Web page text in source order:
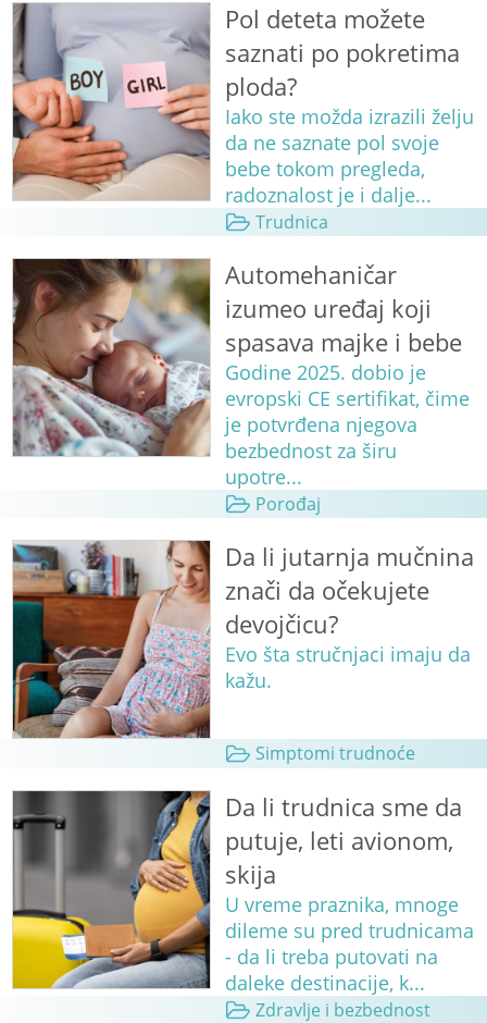
Pol deteta možete
saznati po pokretima
ploda?
Iako ste možda izrazili želju
da ne saznate pol svoje
bebe tokom pregleda,
radoznalost je i dalje...
Trudnica
Automehaničar
izumeo uređaj koji
spasava majke i bebe
Godine 2025. dobio je
evropski CE sertifikat, čime
je potvrđena njegova
bezbednost za širu
upotre...
Porođaj
Da li jutarnja mučnina
znači da očekujete
devojčicu?
Evo šta stručnjaci imaju da
kažu.
Simptomi trudnoće
Da li trudnica sme da
putuje, leti avionom,
skija
U vreme praznika, mnoge
dileme su pred trudnicama
- da li treba putovati na
daleke destinacije, k...
Zdravlje i bezbednost